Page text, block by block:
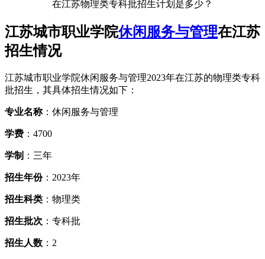
江苏城市职业学院休闲服务与管理在江苏
招生情况
江苏城市职业学院休闲服务与管理2023年在江苏的物理类专科
批招生，其具体招生情况如下：
专业名称：休闲服务与管理
学费 ：4700
学制 ：三年
招生年份：2023年
招生科类 ：物理类
招生批次 ：专科批
招生人数 ：2